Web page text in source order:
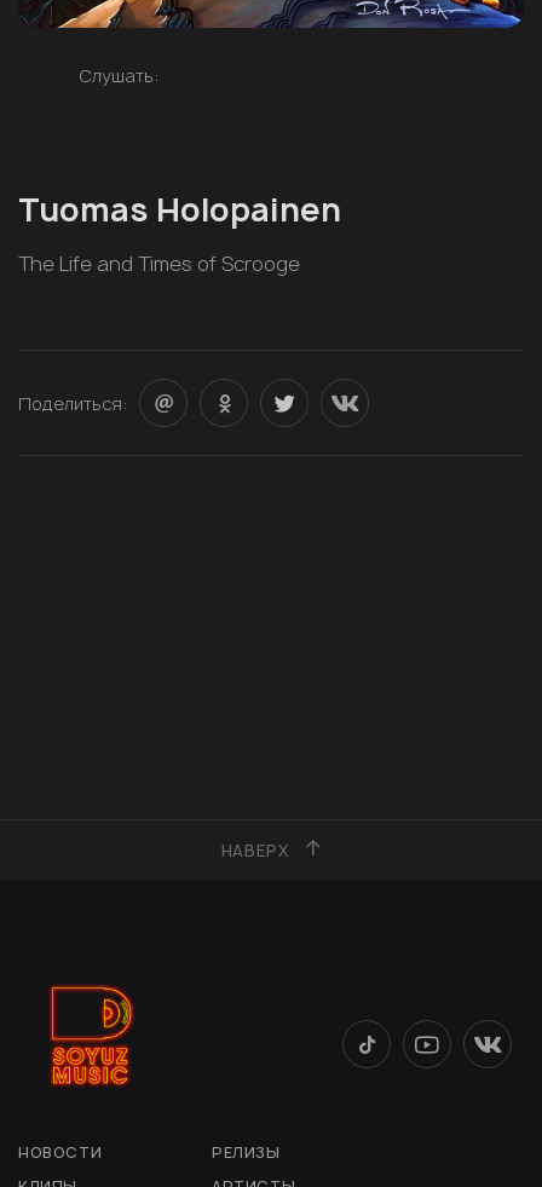
Слушать:
Tuomas Holopainen
The Life and Times of Scrooge
Поделиться:
НАВЕРХ
НОВОСТИ
РЕЛИЗЫ